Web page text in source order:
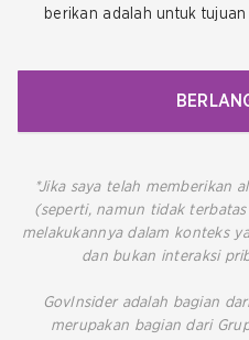
berikan adalah untuk tujuan
*Jika saya telah memberikan
(seperti, namun tidak
melakukannya dalam konteks
dan bukan interaksi
GovInsider adalah bagian
merupakan bagian dari